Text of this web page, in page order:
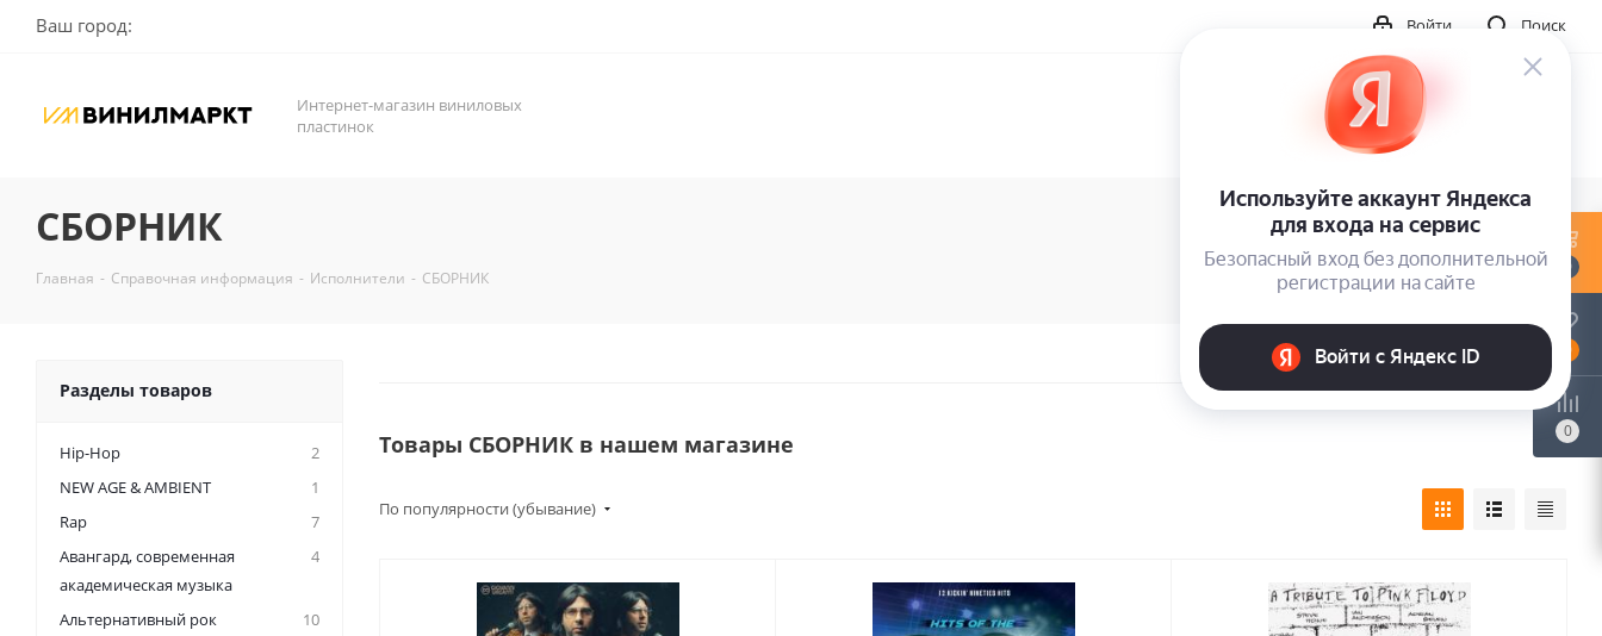
Ваш город: Поиск
Войти
Интернет-магазин виниловых
пластинок
СБОРНИК
Главная - Справочная информация - Исполнители - СБОРНИК
Товары СБОРНИК в нашем магазине
По популярности (убывание)
Разделы товаров
Hip-Hop
2
NEW AGE & AMBIENT
1
Rap
7
Авангард, современная
академическая музыка
4
Альтернативный рок
10
0
0
0